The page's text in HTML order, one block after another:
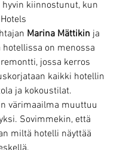
kiinnostunut, kun
Marina Mättikin ja
hotellissa on menossa
jossa kerros
kaikki hotellin
ja kokoustilat.
värimaailma muuttuu
Sovimmekin, että
miltä hotelli näyttää